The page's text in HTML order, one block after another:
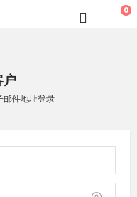
0
户
邮件地址登录